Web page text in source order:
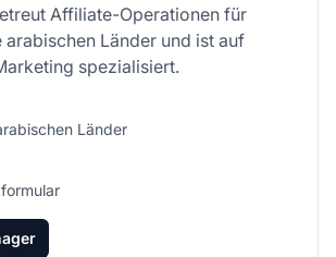
Affiliate-Operationen für
arabischen Länder und ist auf
spezialisiert.
Länder